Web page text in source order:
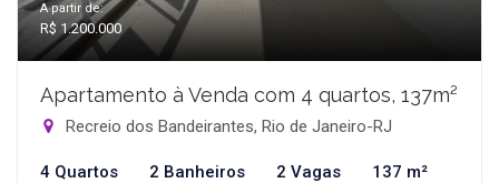
A partir de:
R$ 1.200.000
Apartamento à Venda com 4 quartos, 137m²
Recreio dos Bandeirantes, Rio de Janeiro-RJ
4 Quartos 2 Banheiros 2 Vagas 137 m²